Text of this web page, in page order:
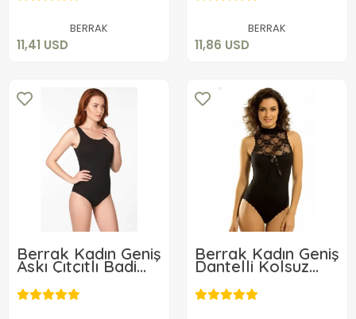
BERRAK
11,41 USD
BERRAK
11,86 USD
Berrak Kadın Geniş
Askı Çıtçıtlı Badi
2084 11,86 USD
Berrak Kadın Geniş
Dantelli Kolsuz
Çıtçıtlı Bady 2142
11,42 USD